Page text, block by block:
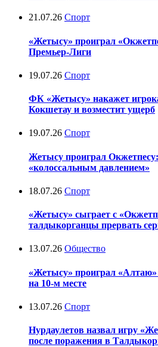
21.07.26 Спорт
«Жетысу» проиграл
Премьер-Лиги
19.07.26 Спорт
ФК «Жетысу» накажет
Кокшетау и возместит ущерб
19.07.26 Спорт
Жетысу проиграл
«колоссальным давлением»
18.07.26 Спорт
«Жетысу» сыграет с
талдыкорганцы прервать
13.07.26 Общество
«Жетысу» проиграл «Алтаю»
на 10-м месте
13.07.26 Спорт
Нурдаулетов назвал игру
после поражения в